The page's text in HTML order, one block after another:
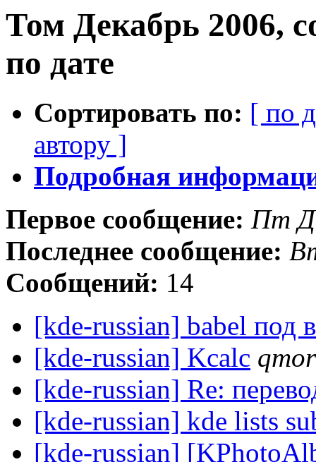
Том Декабрь 2006,
по дате
Сортировать по: [ по
автору ]
Подробная
Первое сообщение: Пт
Последнее сообщение:
Сообщений: 14
[kde-russian] babel под
[kde-russian] Kcalc qmor
[kde-russian] Re:
[kde-russian] kde lists
[kde-russian]